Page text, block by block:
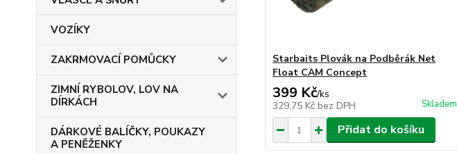
VOZÍKY
ZAKRMOVACÍ POMŮCKY
ZIMNÍ RYBOLOV, LOV NA
DÍRKÁCH
DÁRKOVÉ BALÍČKY, POUKAZY
A PENĚŽENKY
Starbaits Plovák na Podběrák Net
Float CAM Concept
399 Kč/ks
329,75 Kč bez DPH Skladem
Přidat do košíku